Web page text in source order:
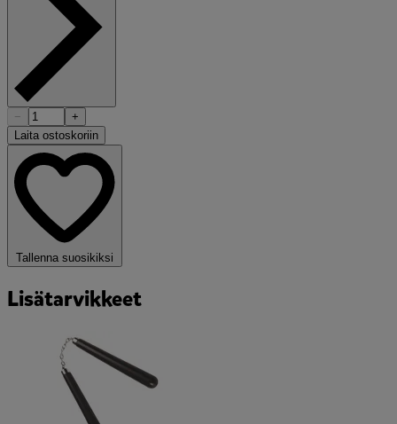
−
+
Laita ostoskoriin
Tallenna suosikiksi
Lisätarvikkeet